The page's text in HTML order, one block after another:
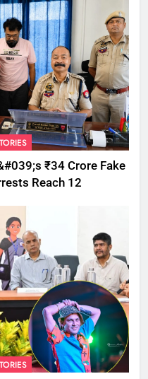
₹34 Crore Fake
Reach 12